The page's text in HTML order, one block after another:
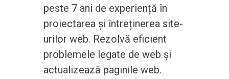
peste 7 ani de experiență în
proiectarea și întreținerea site-
urilor web. Rezolvă eficient
problemele legate de web și
actualizează paginile web.